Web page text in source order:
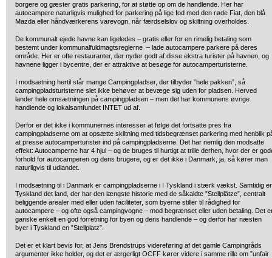
borgere og gæster gratis parkering, for at støtte op om de handlende. Her har
autocampere naturligvis mulighed for parkering på lige fod med den røde Fiat, den blå
Mazda eller håndværkerens varevogn, når færdselslov og skiltning overholdes.
De kommunalt ejede havne kan ligeledes – gratis eller for en rimelig betaling som
bestemt under kommunalfuldmagtsreglerne – lade autocampere parkere på deres
område. Her er ofte restauranter, der nyder godt af disse ekstra turister på havnen, og
havnene ligger i bycentre, der er attraktive at besøge for autocamperturisterne.
I modsætning hertil står mange Campingpladser, der tilbyder ”hele pakken”, så
campingpladsturisterne slet ikke behøver at bevæge sig uden for pladsen. Herved
lander hele omsætningen på campingpladsen – men det har kommunens øvrige
handlende og lokalsamfundet INTET ud af.
Derfor er det ikke i kommunernes interesser at følge det fortsatte pres fra
campingpladserne om at opsætte skiltning med tidsbegrænset parkering med henblik
at presse autocamperturister ind på campingpladserne. Det har nemlig den modsatte
effekt: Autocamperne har 4 hjul – og de bruges til hurtigt at trille derhen, hvor der er
forhold for autocamperen og dens brugere, og er det ikke i Danmark, ja, så kører man
naturligvis til udlandet.
I modsætning til i Danmark er campingpladserne i I Tyskland i stærk vækst. Samtidig er
Tyskland det land, der har den længste historie med de såkaldte ”Stellplätze”, centralt
beliggende arealer med eller uden faciliteter, som byerne stiller til rådighed for
autocampere – og ofte også campingvogne – mod begrænset eller uden betaling. Det
ganske enkelt en god forretning for byen og dens handlende – og derfor har næsten
byer i Tyskland en ”Stellplatz”.
Det er et klart bevis for, at Jens Brendstrups videreføring af det gamle Campingråds
argumenter ikke holder, og det er ærgerligt OCFF kører videre i samme rille om ”unfair